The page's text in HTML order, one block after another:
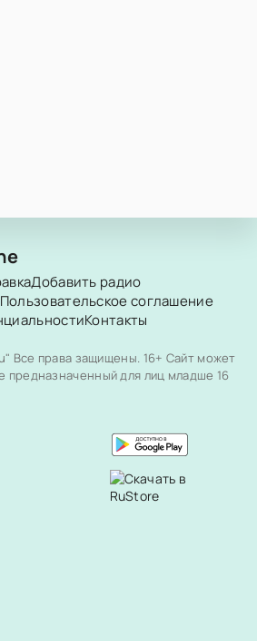
Добавить радио
Пользовательское соглашение
Контакты
Все права защищены. 16+ Сайт может
предназначенный для лиц младше 16